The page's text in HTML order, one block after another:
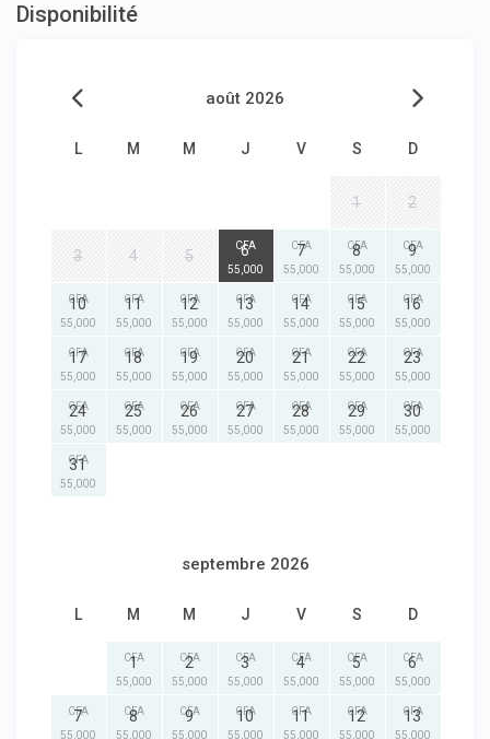
Disponibilité
août 2026
L M M J V S D
1 2
3 4 5 6
CFA
55,000
7
CFA
55,000
8
CFA
55,000
9
CFA
55,000
10
CFA
55,000
11
CFA
55,000
12
CFA
55,000
13
CFA
55,000
14
CFA
55,000
15
CFA
55,000
16
CFA
55,000
17
CFA
55,000
18
CFA
55,000
19
CFA
55,000
20
CFA
55,000
21
CFA
55,000
22
CFA
55,000
23
CFA
55,000
24
CFA
55,000
25
CFA
55,000
26
CFA
55,000
27
CFA
55,000
28
CFA
55,000
29
CFA
55,000
30
CFA
55,000
31
CFA
55,000
septembre 2026
L M M J V S D
1
CFA
55,000
2
CFA
55,000
3
CFA
55,000
4
CFA
55,000
5
CFA
55,000
6
CFA
55,000
7
CFA
55,000
8
CFA
55,000
9
CFA
55,000
10
CFA
55,000
11
CFA
55,000
12
CFA
55,000
13
CFA
55,000